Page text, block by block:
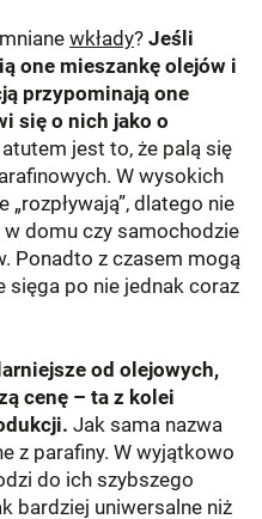
wkłady? Jeśli
one mieszankę olejów i
przypominają one
się o nich jako o
jest to, że palą się
W wysokich
dlatego nie
domu czy samochodzie
Ponadto z czasem mogą
sięga po nie jednak coraz
od olejowych,
cenę – ta z kolei
Jak sama nazwa
z parafiny. W wyjątkowo
do ich szybszego
bardziej uniwersalne niż